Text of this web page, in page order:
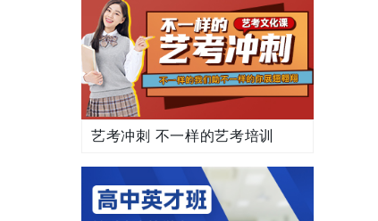
艺考冲刺 不一样的艺考培训